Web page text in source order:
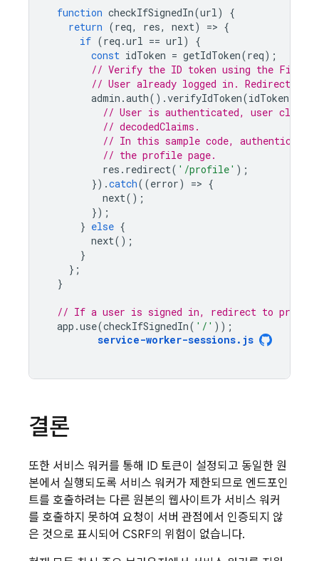
function checkIfSignedIn(url)
{
return (req, res, next) => {
if (req .url == url)
{
const idToken = getIdToken(req);
// Verify the ID token using the
// User already logged in. Redirect to
admin .auth().verifyIdToken(idToken
// User is authenticated, user claims
// decodedClaims.
// In this sample code,
// the profile page.
res . redirect( '/profile' );
}).catch((error) => {
next();
});
} else {
next();
}
};
}
// If a user is signed in, redirect to profile
app .use(checkIfSignedIn( '/' ));
service-worker-sessions. js
결론
또한 서비스 워커를 통해 ID 토큰이 설정되고 동일한 원
본에서 실행되도록 서비스 워커가 제한되므로 엔드포인
트를 호출하려는 다른 원본의 웹사이트가 서비스 워커
를 호출하지 못하여 요청이 서버 관점에서 인증되지 않
은 것으로 표시되어 CSRF의 위험이 없습니다.